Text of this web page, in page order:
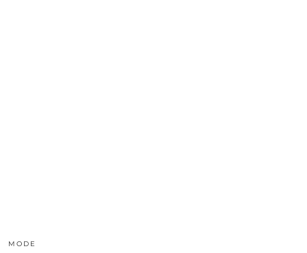
MODE